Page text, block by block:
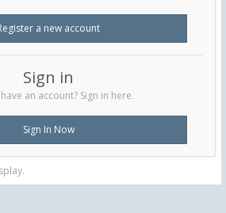
a new account
Sign in
an account? Sign in here.
Sign In Now